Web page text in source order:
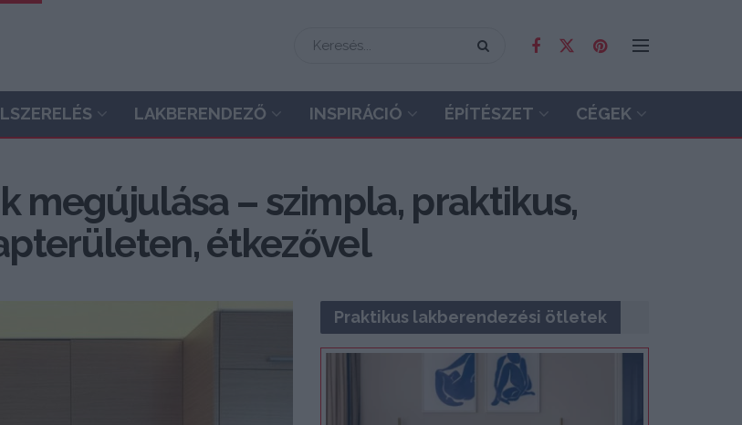
LAKBERENDEZŐ INSPIRÁCIÓ ÉPÍTÉSZET CÉGEK
megújulása – szimpla, praktikus,
étkezővel
Praktikus lakberendezési ötletek